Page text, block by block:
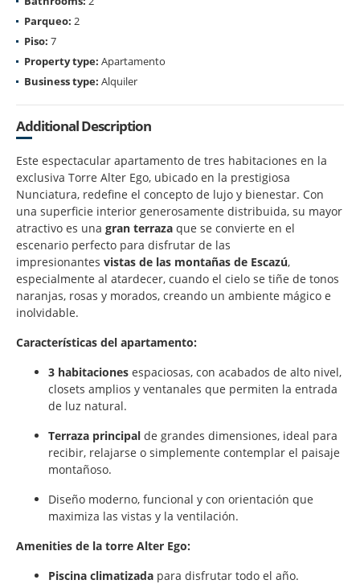
Parqueo: 2
Piso: 7
Property type: Apartamento
Business type: Alquiler
Additional Description
Este espectacular apartamento de tres habitaciones en la
exclusiva Torre Alter Ego, ubicado en la prestigiosa
Nunciatura, redefine el concepto de lujo y bienestar. Con
una superficie interior generosamente distribuida, su mayor
atractivo es una gran terraza que se convierte en el
escenario perfecto para disfrutar de las
impresionantes vistas de las montañas de Escazú,
especialmente al atardecer, cuando el cielo se tiñe de tonos
naranjas, rosas y morados, creando un ambiente mágico e
inolvidable.
Características del apartamento:
3 habitaciones espaciosas, con acabados de alto nivel,
closets amplios y ventanales que permiten la entrada
de luz natural.
Terraza principal de grandes dimensiones, ideal para
recibir, relajarse o simplemente contemplar el paisaje
montañoso.
Diseño moderno, funcional y con orientación que
maximiza las vistas y la ventilación.
Amenities de la torre Alter Ego:
Piscina climatizada para disfrutar todo el año.